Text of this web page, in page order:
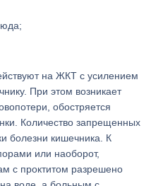
на ЖКТ с усилением
При этом возникает
обостряется
Количество запрещенных
болезни кишечника. К
или наоборот,
с проктитом разрешено